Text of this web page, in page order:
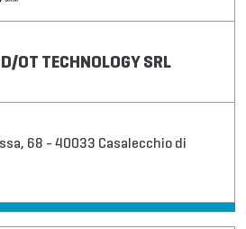
OT TECHNOLOGY SRL
68 - 40033 Casalecchio di